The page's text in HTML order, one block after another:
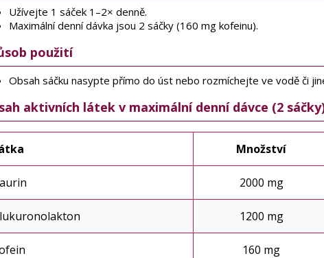
Užívejte 1 sáček 1–2× denně.
Maximální denní dávka jsou 2 sáčky (160 mg kofeinu).
použití
Obsah sáčku nasypte přímo do úst nebo rozmíchejte ve vodě či
aktivních látek v maximální denní dávce (2
Množství
2000 mg
1200 mg
160 mg